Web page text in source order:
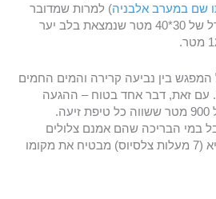
שם במערב אלבניה) למרות שמדובר
במקום צנוע – בריכה בגודל של 30*40 מטר שנמצאת בלב יער
בין נביעה קרירה והמים החמים
. עם זאת, דבר אחד בטוח – ההגעה
לבריכה מצריכה ירידה של 900 מטר ששווה כל טיפת זיעה.
במי הבריכה שהם אמנם צלולים
וזכים אבל גם קרים להפליא (7 מעלות צלסיוס) מבטיח את מקומו